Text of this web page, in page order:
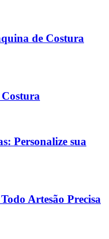
de Costura
Personalize sua
Artesão Precisa